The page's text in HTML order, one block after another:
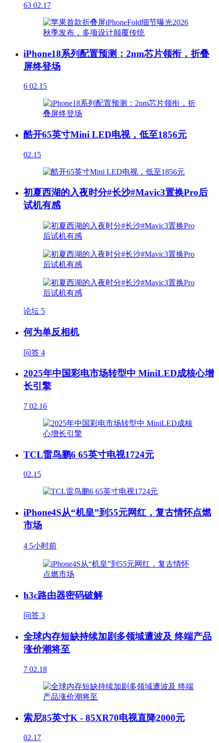
63 02.17
iPhone18系列配置预测：2nm芯片领衔，折叠
屏终登场
6 02.15
酷开65英寸Mini LED电视，低至1856元
02.15
初夏西湖的入夜时分#长沙#Mavic3置换Pro后
试机有感
论坛 5
何为单反相机
问答 4
2025年中国彩电市场转型中 MiniLED成核心增
长引擎
7 02.16
TCL雷鸟鹏6 65英寸电视1724元
02.15
iPhone4S从“机皇”到55元网红，复古情怀点燃
市场
4 5小时前
h3c路由器密码破解
问答 3
全球内存短缺持续加剧多领域遭波及 终端产品
涨价潮将至
7 02.18
索尼85英寸K - 85XR70电视直降2000元
02.17